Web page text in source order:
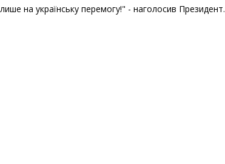
на українську перемогу!" - наголосив Президент.